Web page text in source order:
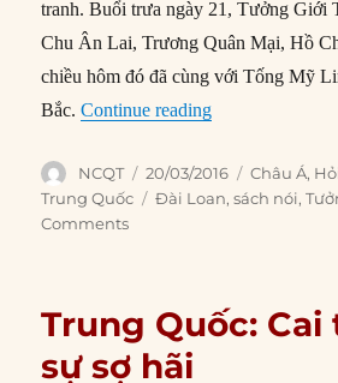
tranh. Buổi trưa ngày 21, Tưởng Giới
Chu Ân Lai, Trương Quân Mại, Hồ
chiều hôm đó đã cùng với Tống Mỹ
Bắc.Continue reading“Tại sao
Author
NCQT
Posted
on
20/03/2016 Categories
Châu Á,
Trung Quốc
Tags
Đài Loan,sách nói,
Comments
Trung Quốc: Cai
sự sợ hãi